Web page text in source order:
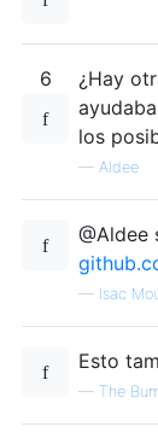
6
¿Hay
los
— Aldee
@Aldee
— Isac
Esto
— The